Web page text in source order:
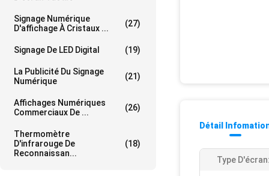
Signage Numérique
D'affichage À Cristaux ...
(27)
Signage De LED Digital (19)
La Publicité Du Signage
Numérique
(21)
Affichages Numériques
Commerciaux De ...
(26)
Thermomètre
D'infrarouge De
Reconnaissan...
(18)
Détail
Type